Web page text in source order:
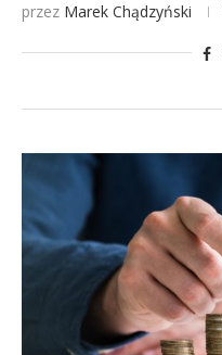
przez Marek Chądzyński